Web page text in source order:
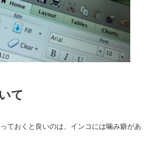
て
ておくと良いのは、インコには噛み癖があ